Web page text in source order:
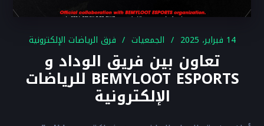
14 فبراير، 2025 الجمعيات فرق الرياضات الإلكترونية
تعاون بين فريق الوداد و
BEMYLOOT ESPORTS للرياضات
الإلكترونية